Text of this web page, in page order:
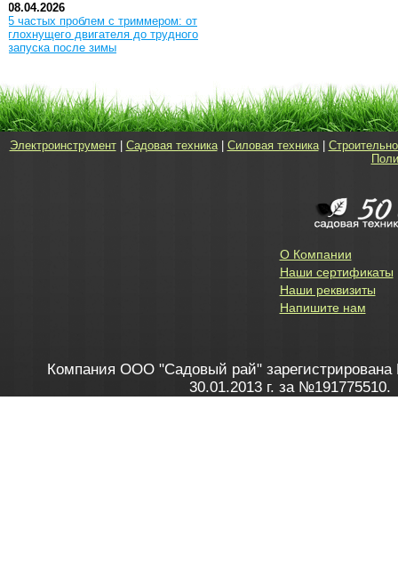
08.04.2026
5 частых проблем с триммером: от
глохнущего двигателя до трудного
запуска после зимы
Электроинструмент| Садовая техника| Силовая техника|
О Компании
Наши сертификаты
Наши реквизиты
Напишите нам
Компания ООО "Садовый рай" зарегистрирована
30.01.2013 г. за №191775510.